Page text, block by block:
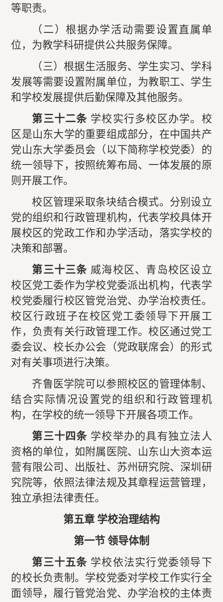
等职责。
（二）根据办学活动需要设置直属单
位，为教学科研提供公共服务保障。
（三）根据生活服务、学生实习、学科
发展等需要设置附属单位，为教职工、学生
和学校发展提供后勤保障及其他服务。
第三十二条 学校实行多校区办学。校
区是山东大学的重要组成部分，在中国共产
党山东大学委员会（以下简称学校党委）的
统一领导下，按照统筹布局、一体发展的原
则开展工作。
校区管理采取条块结合模式。分别设立
党的组织和行政管理机构，代表学校具体开
展校区的党政工作和办学活动，落实学校的
决策和部署。
第三十三条 威海校区、青岛校区设立
校区党工委作为学校党委派出机构，代表学
校党委履行校区管党治党、办学治校责任。
校区行政班子在校区党工委领导下开展工
作，负责有关行政管理工作。校区通过党工
委会议、校长办公会（党政联席会）的形式
对有关事项进行决策。
齐鲁医学院可以参照校区的管理体制、
结合实际情况设置党的组织和行政管理机
构，在学校的统一领导下开展各项工作。
第三十四条 学校举办的具有独立法人
资格的单位，如附属医院、山东山大资本运
营有限公司、出版社、苏州研究院、深圳研
究院等，依照法律法规及其章程运营管理，
独立承担法律责任。
第五章 学校治理结构
第一节 领导体制
第三十五条 学校依法实行党委领导下
的校长负责制。学校党委对学校工作实行全
面领导，履行管党治党、办学治校的主体责